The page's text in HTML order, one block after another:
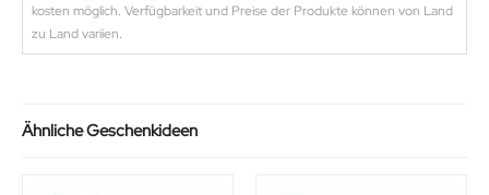
kosten möglich. Verfügbarkeit und Preise der Produkte können von Land
zu Land variien.
Ähnliche Geschenkideen